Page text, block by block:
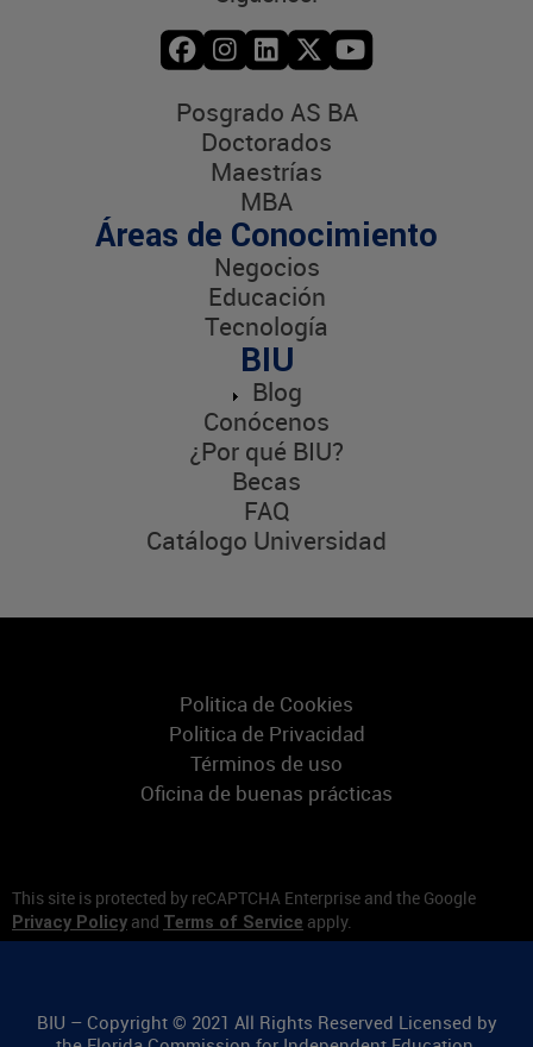
Posgrado AS BA
Doctorados
Maestrías
MBA
Áreas de Conocimiento
Negocios
Educación
Tecnología
BIU
Blog
Conócenos
¿Por qué BIU?
Becas
FAQ
Catálogo Universidad
Politica de Cookies
Politica de Privacidad
Términos de uso
Oficina de buenas prácticas
This site is protected by reCAPTCHA Enterprise and the Google
Privacy Policy and Terms of Service apply.
BIU – Copyright © 2021 All Rights Reserved Licensed by